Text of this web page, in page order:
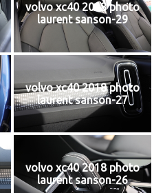
volvo xc40 2018 photo
laurent sanson-29
volvo xc40 2018 photo
laurent sanson-27
volvo xc40 2018 photo
laurent sanson-26